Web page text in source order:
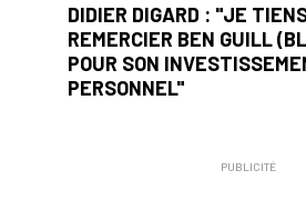
DIDIER DIGARD : "JE
REMERCIER BEN GUILL
POUR SON
PERSONNEL"
PUBLICITÉ